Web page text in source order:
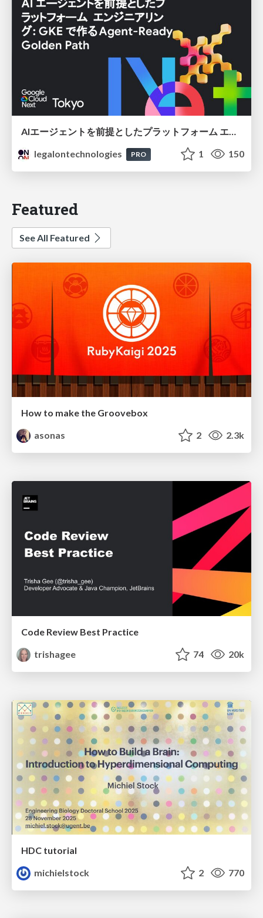
AIエージェントを前提としたプラットフォーム エンジニアリング：GKEで作るAgent-Ready Golden Path
legalontechnologies
PRO 1 150
Featured
See All Featured
How to make the Groovebox
asonas
2 2.3k
Code Review Best Practice
trishagee
74 20k
HDC tutorial
michielstock
2 770